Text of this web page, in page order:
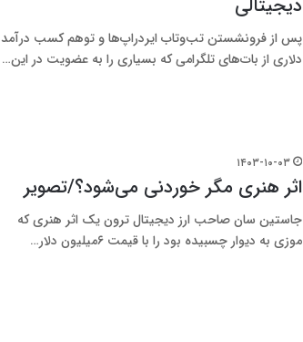
دیجیتالی
پس از فرونشستن تب‌وتاب ایردراپ‌ها و توهم کسب درآمد
دلاری از بات‌های تلگرامی که بسیاری را به عضویت در این…
۱۴۰۳-۱۰-۰۳
اثر هنری مگر خوردنی می‌شود؟/تصویر
جاستین سان صاحب ارز دیجیتال ترون یک اثر هنری که
موزی به دیوار چسبیده بود را با قیمت ۶میلیون دلار…